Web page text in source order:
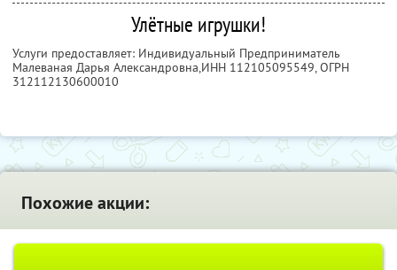
Улётные игрушки!
Услуги предоставляет: Индивидуальный Предприниматель
Малеваная Дарья Александровна,ИНН 112105095549, ОГРН
312112130600010
Похожие акции: